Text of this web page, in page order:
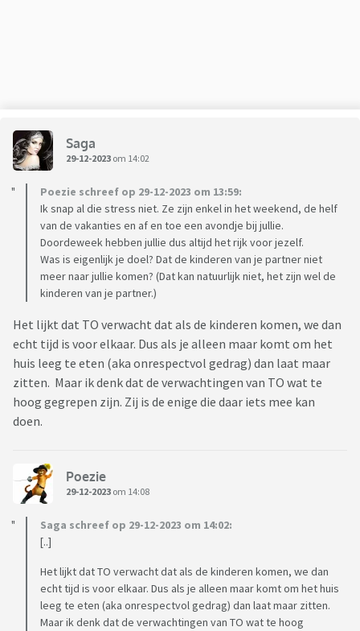
Saga
29-12-2023 om 14:02
Poezie schreef op 29-12-2023 om 13:59:
Ik snap al die stress niet. Ze zijn enkel in het weekend, de helf
van de vakanties en af en toe een avondje bij jullie.
Doordeweek hebben jullie dus altijd het rijk voor jezelf.
Was is eigenlijk je doel? Dat de kinderen van je partner niet
meer naar jullie komen? (Dat kan natuurlijk niet, het zijn wel de
kinderen van je partner.)
Het lijkt dat TO verwacht dat als de kinderen komen, we dan
echt tijd is voor elkaar. Dus als je alleen maar komt om het
huis leeg te eten (aka onrespectvol gedrag) dan laat maar
zitten. Maar ik denk dat de verwachtingen van TO wat te
hoog gegrepen zijn. Zij is de enige die daar iets mee kan
doen.
Poezie
29-12-2023 om 14:08
Saga schreef op 29-12-2023 om 14:02:
[..]
Het lijkt dat TO verwacht dat als de kinderen komen, we dan
echt tijd is voor elkaar. Dus als je alleen maar komt om het huis
leeg te eten (aka onrespectvol gedrag) dan laat maar zitten.
Maar ik denk dat de verwachtingen van TO wat te hoog